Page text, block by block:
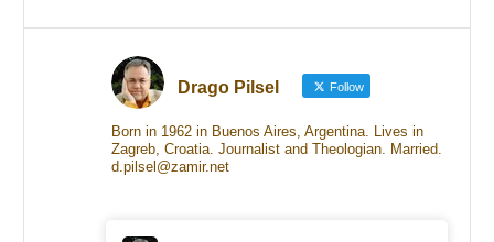
Drago Pilsel Follow
Born in 1962 in Buenos Aires, Argentina. Lives in
Zagreb, Croatia. Journalist and Theologian. Married.
d.pilsel@zamir.net